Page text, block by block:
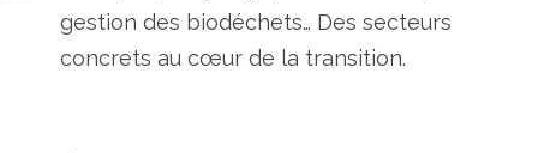
gestion des biodéchets… Des secteurs
concrets au cœur de la transition.